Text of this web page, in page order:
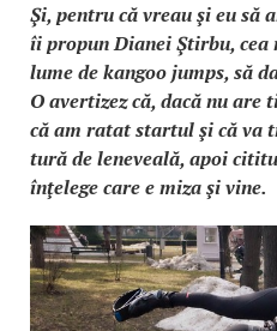
Şi, pentru că vreau şi eu să
îi propun Dianei Ştirbu,
lume de kangoo jumps, să
O avertizez că, dacă nu are
că am ratat startul şi că va
tură de leneveală, apoi
înţelege care e miza şi vine.